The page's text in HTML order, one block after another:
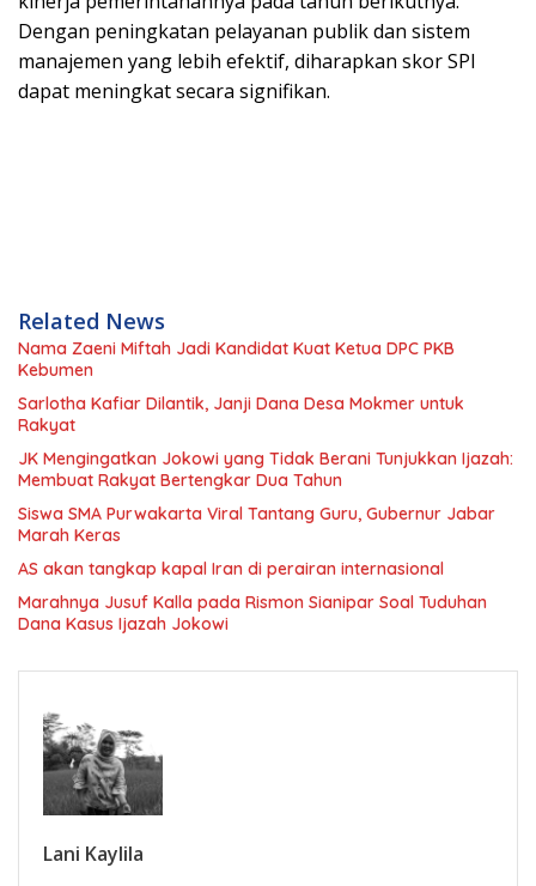
Dengan peningkatan pelayanan publik dan sistem
manajemen yang lebih efektif, diharapkan skor SPI
dapat meningkat secara signifikan.
Related News
Nama Zaeni Miftah Jadi Kandidat Kuat Ketua DPC PKB
Kebumen
Sarlotha Kafiar Dilantik, Janji Dana Desa Mokmer untuk
Rakyat
JK Mengingatkan Jokowi yang Tidak Berani Tunjukkan Ijazah:
Membuat Rakyat Bertengkar Dua Tahun
Siswa SMA Purwakarta Viral Tantang Guru, Gubernur Jabar
Marah Keras
AS akan tangkap kapal Iran di perairan internasional
Marahnya Jusuf Kalla pada Rismon Sianipar Soal Tuduhan
Dana Kasus Ijazah Jokowi
Lani Kaylila